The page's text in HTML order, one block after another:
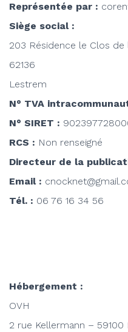
Représentée par :
Siège social :
203 Résidence le Clos de
62136
Lestrem
N° TVA
N° SIRET :
RCS : Non renseigné
Directeur de la
Email :
Tél. : 06 76 16 34 56
Hébergement :
OVH
2 rue Kellermann – 59100